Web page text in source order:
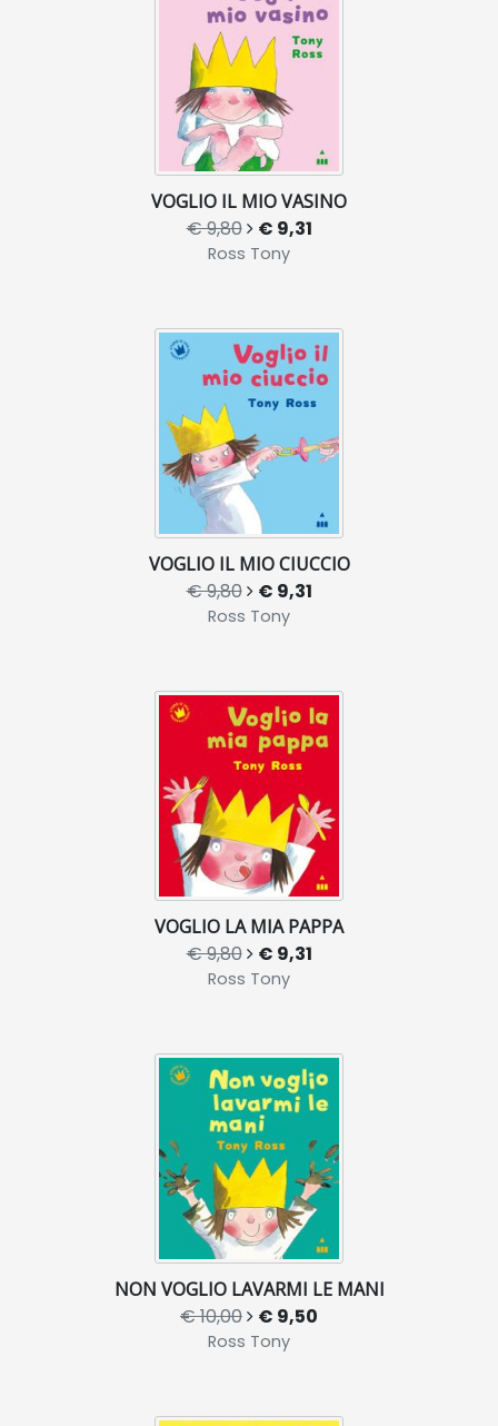
VOGLIO IL MIO VASINO
€ 9,80 € 9,31
Ross Tony
VOGLIO IL MIO CIUCCIO
€ 9,80 € 9,31
Ross Tony
VOGLIO LA MIA PAPPA
€ 9,80 € 9,31
Ross Tony
NON VOGLIO LAVARMI LE MANI
€ 10,00 € 9,50
Ross Tony